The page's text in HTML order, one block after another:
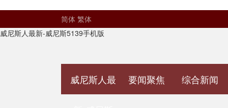
简体 繁体
威尼斯人最新-威尼斯5139手机版
威尼斯人最 要闻聚焦 综合新闻